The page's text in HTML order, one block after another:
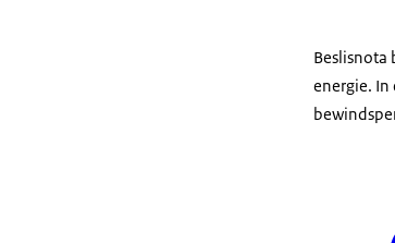
Beslisnota
energie.